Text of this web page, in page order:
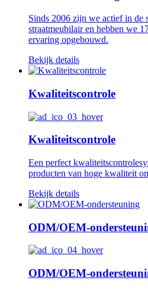
Sinds 2006 zijn we actief in de
straatmeubilair en hebben we
ervaring opgebouwd.
Bekijk details
Kwaliteitscontrole
Kwaliteitscontrole
Een perfect
producten van hoge kwaliteit
Bekijk details
ODM/OEM-
ODM/OEM-